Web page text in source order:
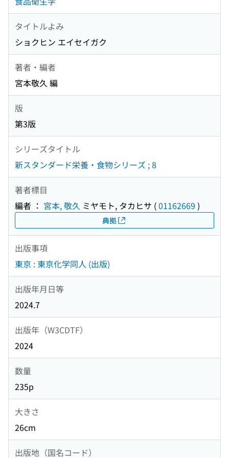
タイトルよみ
ショクヒン エイセイガク
著者・編者
宮本敬久 編
版
第3版
シリーズタイトル
新スタンダード栄養・食物シリーズ ; 8
著者標目
編者 ： 宮本, 敬久 ミヤモト, タカヒサ (01162669 )
典拠
出版事項
東京 : 東京化学同人 (出版)
出版年月日等
2024.7
出版年（W3CDTF）
2024
数量
235p
大きさ
26cm
出版地（国名コード）